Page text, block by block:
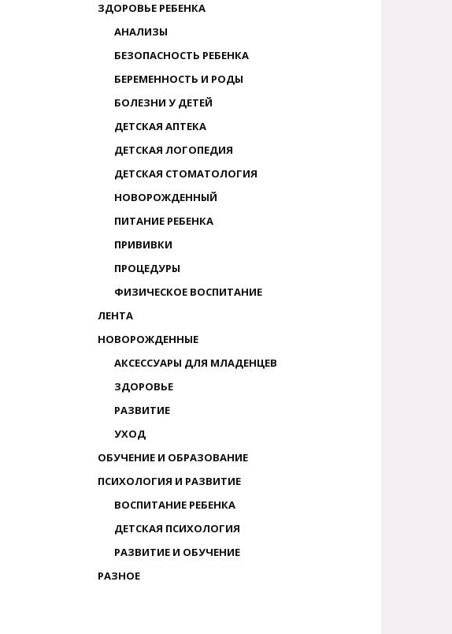
ЗДОРОВЬЕ РЕБЕНКА
АНАЛИЗЫ
БЕЗОПАСНОСТЬ РЕБЕНКА
БЕРЕМЕННОСТЬ И РОДЫ
БОЛЕЗНИ У ДЕТЕЙ
ДЕТСКАЯ АПТЕКА
ДЕТСКАЯ ЛОГОПЕДИЯ
ДЕТСКАЯ СТОМАТОЛОГИЯ
НОВОРОЖДЕННЫЙ
ПИТАНИЕ РЕБЕНКА
ПРИВИВКИ
ПРОЦЕДУРЫ
ФИЗИЧЕСКОЕ ВОСПИТАНИЕ
ЛЕНТА
НОВОРОЖДЕННЫЕ
АКСЕССУАРЫ ДЛЯ МЛАДЕНЦЕВ
ЗДОРОВЬЕ
РАЗВИТИЕ
УХОД
ОБУЧЕНИЕ И ОБРАЗОВАНИЕ
ПСИХОЛОГИЯ И РАЗВИТИЕ
ВОСПИТАНИЕ РЕБЕНКА
ДЕТСКАЯ ПСИХОЛОГИЯ
РАЗВИТИЕ И ОБУЧЕНИЕ
РАЗНОЕ